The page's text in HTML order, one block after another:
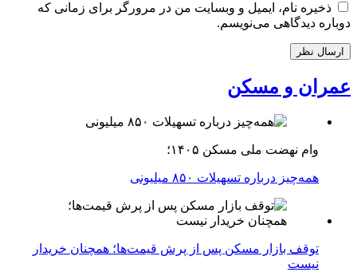
ذخیره نام، ایمیل و وبسایت من در مرورگر برای زمانی که
دوباره دیدگاهی می‌نویسم.
عمران و مسکن
وام نهضت ملی مسکن ۱۴۰۵؛
همه‌چیز درباره تسهیلات ۸۵۰ میلیونی
توقف بازار مسکن پس از پرش قیمت‌ها؛ همچنان خریدار
نیست